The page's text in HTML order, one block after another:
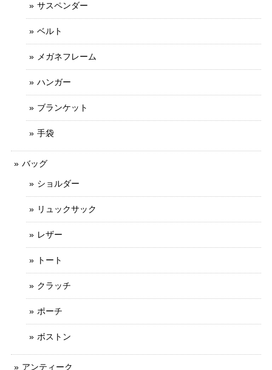
サスペンダー
ベルト
メガネフレーム
ハンガー
ブランケット
手袋
バッグ
ショルダー
リュックサック
レザー
トート
クラッチ
ポーチ
ボストン
アンティーク